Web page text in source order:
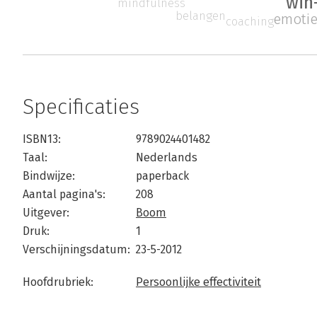
coaching
belangen
mindfulness
Specificaties
ISBN13:
9789024401482
Taal:
Nederlands
Bindwijze:
paperback
Aantal pagina's:
208
Uitgever:
Boom
Druk:
1
Verschijningsdatum: 23-5-2012
Hoofdrubriek: Persoonlijke effectiviteit